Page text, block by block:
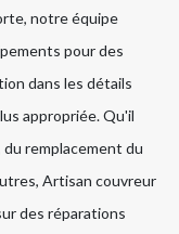
notre équipe
pour des
dans les détails
appropriée. Qu'il
remplacement du
Artisan couvreur
des réparations